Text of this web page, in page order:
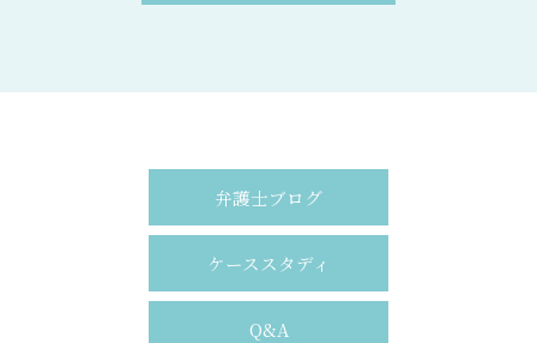
弁護士ブログ
ケーススタディ
Q&A